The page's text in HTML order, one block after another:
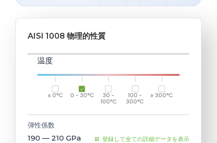
AISI 1008 物理的性質
温度
≤ 0°C 0 - 30°C
30 -
100°C
100 -
300°C
≥ 300°C
弾性係数
190 — 210 GPa 登録して全ての詳細データを表示